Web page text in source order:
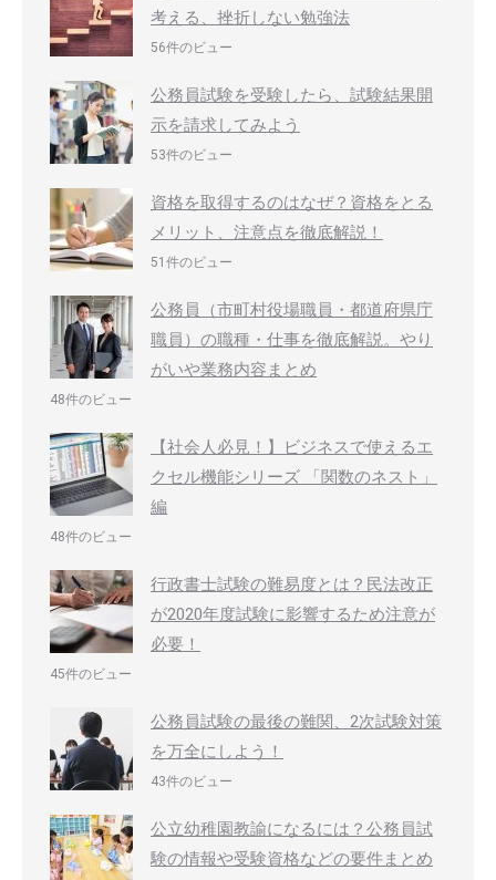
考える、挫折しない勉強法
56件のビュー
公務員試験を受験したら、試験結果開
示を請求してみよう
53件のビュー
資格を取得するのはなぜ？資格をとる
メリット、注意点を徹底解説！
51件のビュー
公務員（市町村役場職員・都道府県庁
職員）の職種・仕事を徹底解説。やり
がいや業務内容まとめ
48件のビュー
【社会人必見！】ビジネスで使えるエ
クセル機能シリーズ 「関数のネスト」
編
48件のビュー
行政書士試験の難易度とは？民法改正
が2020年度試験に影響するため注意が
必要！
45件のビュー
公務員試験の最後の難関、2次試験対策
を万全にしよう！
43件のビュー
公立幼稚園教諭になるには？公務員試
験の情報や受験資格などの要件まとめ